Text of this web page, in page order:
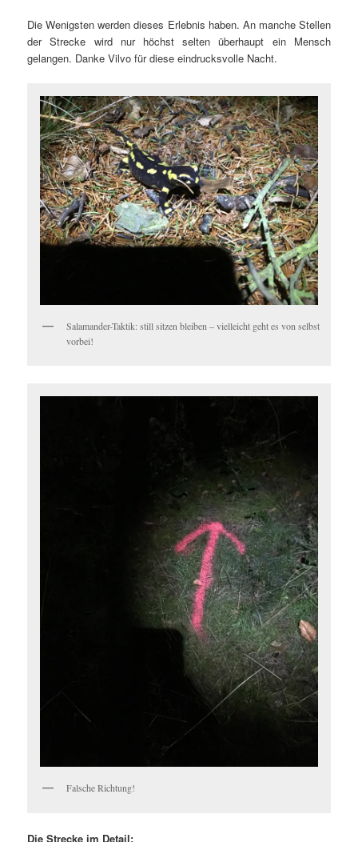
Die Wenigsten werden dieses Erlebnis haben. An manche Stellen
der Strecke wird nur höchst selten überhaupt ein Mensch
gelangen. Danke Vilvo für diese eindrucksvolle Nacht.
Salamander-Taktik: still sitzen bleiben – vielleicht geht es von selbst
vorbei!
Falsche Richtung!
Die Strecke im Detail: